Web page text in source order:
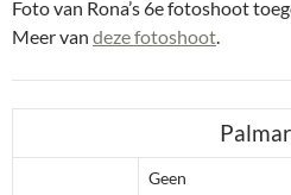
Foto van Rona’s 6e fotoshoot
Meer van deze fotoshoot.
Geen